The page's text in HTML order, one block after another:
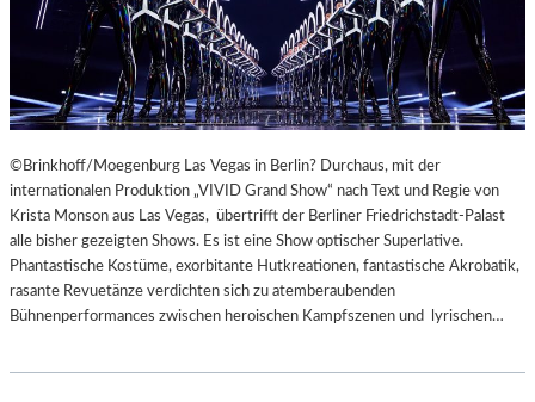
©Brinkhoff/Moegenburg Las Vegas in Berlin? Durchaus, mit der
internationalen Produktion „VIVID Grand Show“ nach Text und Regie von
Krista Monson aus Las Vegas, übertrifft der Berliner Friedrichstadt-Palast
alle bisher gezeigten Shows. Es ist eine Show optischer Superlative.
Phantastische Kostüme, exorbitante Hutkreationen, fantastische Akrobatik,
rasante Revuetänze verdichten sich zu atemberaubenden
Bühnenperformances zwischen heroischen Kampfszenen und lyrischen…